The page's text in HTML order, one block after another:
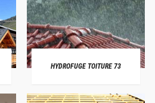
HYDROFUGE TOITURE 73